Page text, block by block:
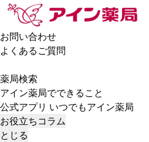
お問い合わせ
よくあるご質問
薬局検索
アイン薬局でできること
公式アプリ いつでもアイン薬局
お役立ちコラム
とじる